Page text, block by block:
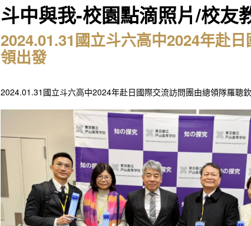
斗中與我-校園點滴照片/校友
2024.01.31國立斗六高中2024年赴
領出發
2024.01.31國立斗六高中2024年赴日國際交流訪問團由總領隊羅聰